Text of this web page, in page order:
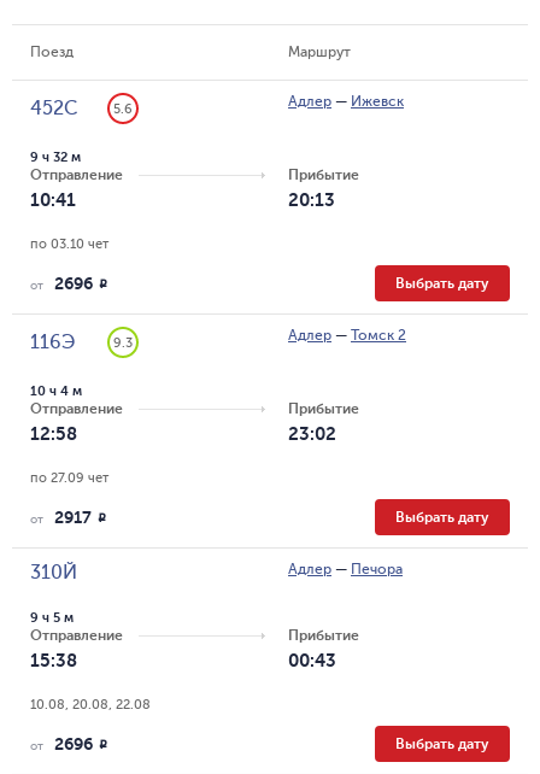
Поезд Маршрут
452С 5.6 Адлер — Ижевск
Отправление
10:41
9 ч 32 м
Прибытие
20:13
по 03.10 чет
от 2696 R Выбрать дату
116Э 9.3 Адлер — Томск 2
Отправление
12:58
10 ч 4 м
Прибытие
23:02
по 27.09 чет
от 2917 R Выбрать дату
310Й Адлер — Печора
Отправление
15:38
9 ч 5 м
Прибытие
00:43
10.08, 20.08, 22.08
от 2696 R Выбрать дату